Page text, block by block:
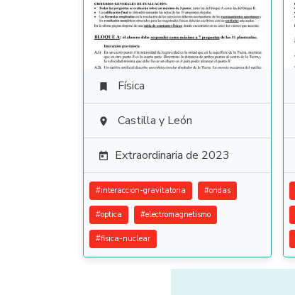
 Física
 Castilla y León
 Extraordinaria de 2023
#interaccion-gravitatoria #ondas
#optica #electromagnetismo
#fisica-nuclear